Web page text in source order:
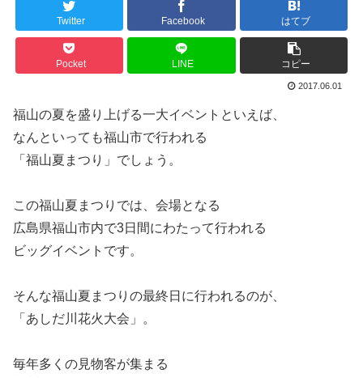
Twitter Facebook はてブ
Pocket LINE コピー
2017.06.01
福山の夏を盛り上げる一大イベントといえば、
なんといっても福山市で行われる
「福山夏まつり」でしょう。
この福山夏まつりでは、会場となる
広島県福山市内で3日間にわたって行われる
ビッグイベントです。
そんな福山夏まつりの最終日に行われるのが、
「あしだ川花火大会」。
毎年多くの見物客が集まる